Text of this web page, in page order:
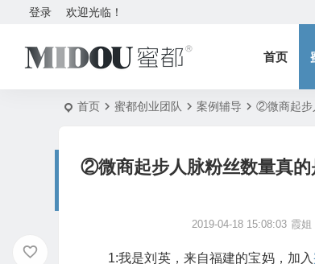
欢迎光临！
登录
首页
首页 蜜都创业团队 案例辅导 ②微商起步
②微商起步人脉粉丝数量真的
2019-04-18 15:08:03 霞姐
​1:我是刘英，来自福建的宝妈，加入